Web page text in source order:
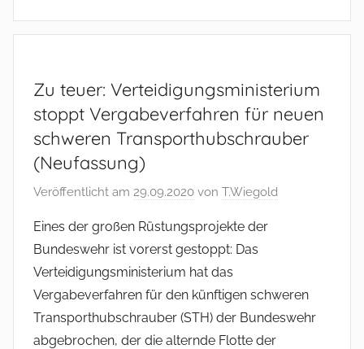
Zu teuer: Verteidigungsministerium
stoppt Vergabeverfahren für neuen
schweren Transporthubschrauber
(Neufassung)
Veröffentlicht am 29.09.2020 von T.Wiegold
Eines der großen Rüstungsprojekte der
Bundeswehr ist vorerst gestoppt: Das
Verteidigungsministerium hat das
Vergabeverfahren für den künftigen schweren
Transporthubschrauber (STH) der Bundeswehr
abgebrochen, der die alternde Flotte der